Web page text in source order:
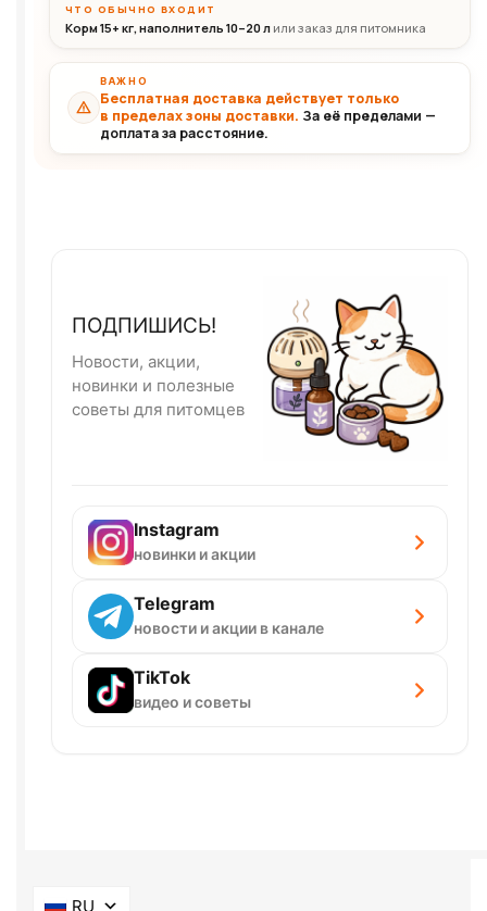
ЧТО ОБЫЧНО ВХОДИТ
Корм 15+ кг, наполнитель 10–20 л или заказ для питомника
ВАЖНО
Бесплатная доставка действует только
в пределах зоны доставки. За её пределами —
доплата за расстояние.
ПОДПИШИСЬ!
Новости, акции,
новинки и полезные
советы для питомцев
Instagram
новинки и акции
Telegram
новости и акции в канале
TikTok
видео и советы
RU